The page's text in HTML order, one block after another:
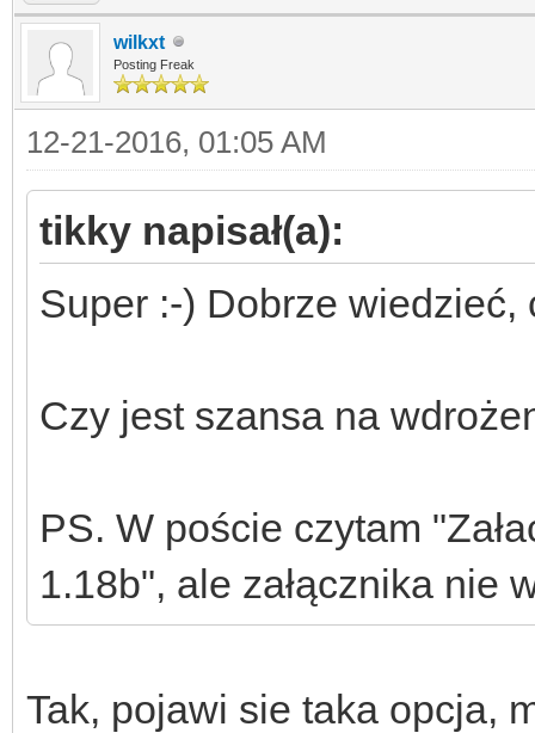
wilkxt
Posting Freak
12-21-2016, 01:05 AM
tikky napisał(a):
Super :-) Dobrze wiedzieć,
Czy jest szansa na
PS. W poście czytam
1.18b", ale załącznika nie
Tak, pojawi sie taka opcja,